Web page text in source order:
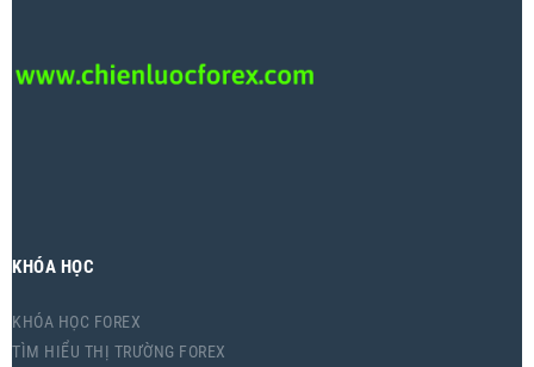
KHÓA HỌC
KHÓA HỌC FOREX
TÌM HIỂU THỊ TRƯỜNG FOREX